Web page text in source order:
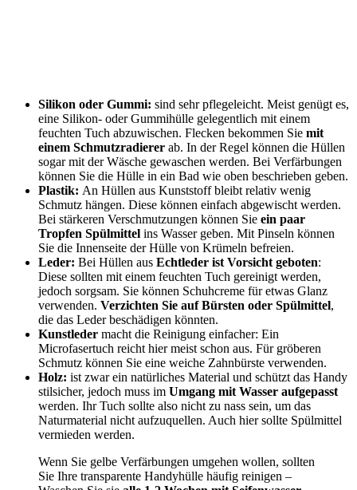
Silikon oder Gummi: sind sehr pflegeleicht. Meist genügt es,
eine Silikon- oder Gummihülle gelegentlich mit einem
feuchten Tuch abzuwischen. Flecken bekommen Sie mit
einem Schmutzradierer ab. In der Regel können die Hüllen
sogar mit der Wäsche gewaschen werden. Bei Verfärbungen
können Sie die Hülle in ein Bad wie oben beschrieben geben.
Plastik: An Hüllen aus Kunststoff bleibt relativ wenig
Schmutz hängen. Diese können einfach abgewischt werden.
Bei stärkeren Verschmutzungen können Sie ein paar
Tropfen Spülmittel ins Wasser geben. Mit Pinseln können
Sie die Innenseite der Hülle von Krümeln befreien.
Leder: Bei Hüllen aus Echtleder ist Vorsicht geboten:
Diese sollten mit einem feuchten Tuch gereinigt werden,
jedoch sorgsam. Sie können Schuhcreme für etwas Glanz
verwenden. Verzichten Sie auf Bürsten oder Spülmittel,
die das Leder beschädigen könnten.
Kunstleder macht die Reinigung einfacher: Ein
Microfasertuch reicht hier meist schon aus. Für gröberen
Schmutz können Sie eine weiche Zahnbürste verwenden.
Holz: ist zwar ein natürliches Material und schützt das Handy
stilsicher, jedoch muss im Umgang mit Wasser aufgepasst
werden. Ihr Tuch sollte also nicht zu nass sein, um das
Naturmaterial nicht aufzuquellen. Auch hier sollte Spülmittel
vermieden werden.
Wenn Sie gelbe Verfärbungen umgehen wollen, sollten
Sie Ihre transparente Handyhülle häufig reinigen –